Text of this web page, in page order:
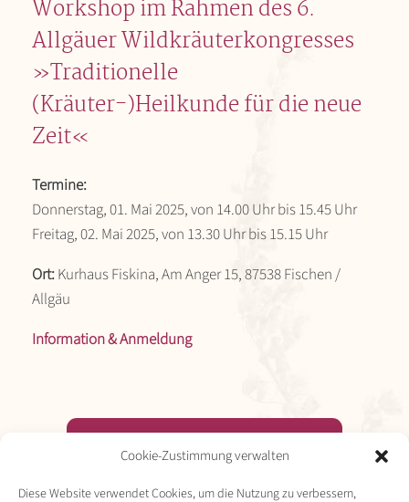
Cookie-Zustimmung verwalten
Diese Website verwendet Cookies, um die Nutzung zu verbessern,
Workshop im Rahmen des 6.
Allgäuer Wildkräuterkongresses
»Traditionelle
(Kräuter-)Heilkunde für die neue
Zeit«
Termine:
Donnerstag, 01. Mai 2025, von 14.00 Uhr bis 15.45 Uhr
Freitag, 02. Mai 2025, von 13.30 Uhr bis 15.15 Uhr
Ort:Kurhaus Fiskina, Am Anger 15, 87538 Fischen /
Allgäu
Information & Anmeldung